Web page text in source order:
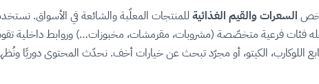
يخص السعرات والقيم الغذائية للمنتجات المعلّبة والشائعة في الأسواق.
فئات فرعية متخصّصة (مشروبات، مقرمشات، مخبوزات…) وروابط داخلية